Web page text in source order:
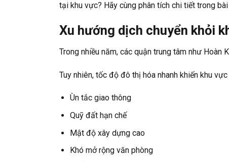
tại khu vực? Hãy cùng phân tích chi tiết trong
Xu hướng dịch chuyển khỏi
Trong nhiều năm, các quận trung tâm như
Tuy nhiên, tốc độ đô thị hóa nhanh khiến khu
Ùn tắc giao thông
Quỹ đất hạn chế
Mật độ xây dựng cao
Khó mở rộng văn phòng